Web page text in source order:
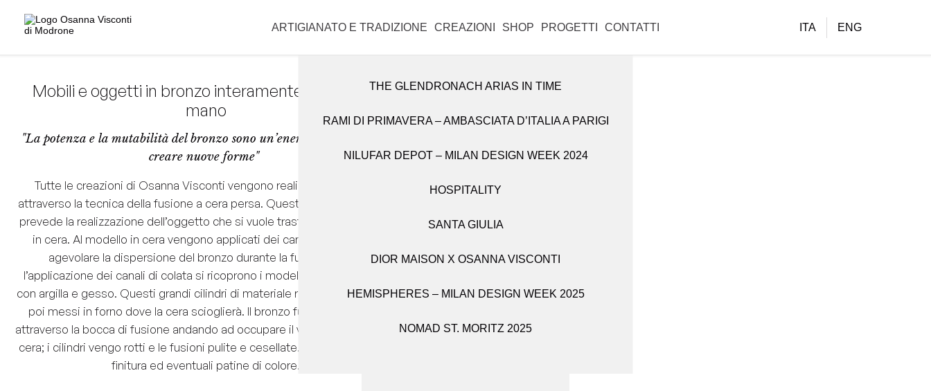
ARTIGIANATO E TRADIZIONE CREAZIONI
TUTTE LE CREAZIONI
CABINET
CONSOLLE
LAMPADE E APPLIQUE
LIBRERIE
PARAVENTI
POMELLI
SEDUTE
SHOP
TUTTI I PRODOTTI
CANDELIERI
OBJETS D’ART
PER LA TAVOLA
VASI
PROGETTI
THE GLENDRONACH ARIAS IN TIME
RAMI DI PRIMAVERA – AMBASCIATA D’ITALIA A PARIGI
NILUFAR DEPOT – MILAN DESIGN WEEK 2024
HOSPITALITY
SANTA GIULIA
DIOR MAISON X OSANNA VISCONTI
HEMISPHERES – MILAN DESIGN WEEK 2025
NOMAD ST. MORITZ 2025
CONTATTI ITA ENG
Mobili e oggetti in bronzo interamente realizzati a
mano
"La potenza e la mutabilità del bronzo sono un’energia continua per
creare nuove forme"
Tutte le creazioni di Osanna Visconti vengono realizzate in bronzo
attraverso la tecnica della fusione a cera persa. Questo antico processo
prevede la realizzazione dell’oggetto che si vuole trasformare in bronzo,
in cera. Al modello in cera vengono applicati dei canali di colata per
agevolare la dispersione del bronzo durante la fusione. Dopo
l’applicazione dei canali di colata si ricoprono i modelli in cera e i canali
con argilla e gesso. Questi grandi cilindri di materiale refrattario vengono
poi messi in forno dove la cera scioglierà. Il bronzo fuso viene colato
attraverso la bocca di fusione andando ad occupare il vuoto lasciato dalla
cera; i cilindri vengo rotti e le fusioni pulite e cesellate. Infine si decide la
finitura ed eventuali patine di colore.